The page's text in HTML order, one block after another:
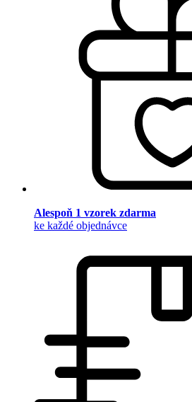
Alespoň 1 vzorek zdarma
ke každé objednávce